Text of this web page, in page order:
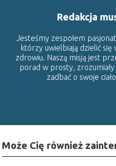
Redakcja
Jesteśmy zespołem
którzy uwielbiają dzielić się
zdrowiu. Naszą misją jest
porad w prosty,
zadbać o swoje
Może Cię również